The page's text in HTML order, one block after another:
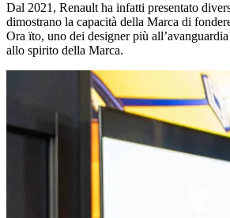
Dal 2021, Renault ha infatti presentato
dimostrano la capacità della Marca di
Ora ïto, uno dei designer più
allo spirito della Marca.